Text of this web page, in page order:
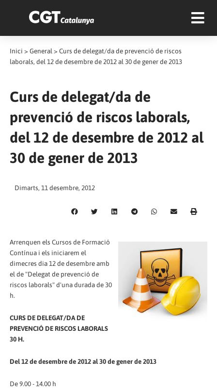
Inici > General > Curs de delegat/da de prevenció de riscos
laborals, del 12 de desembre de 2012 al 30 de gener de 2013
Curs de delegat/da de
prevenció de riscos laborals,
del 12 de desembre de 2012 al
30 de gener de 2013
Dimarts, 11 desembre, 2012
Arrenquen els Cursos de Formació
Contínua i els iniciarem el
dimecres dia 12 de desembre amb
el de "Delegat de prevenció de
riscos laborals" d'una durada de 30
h.
CURS DE DELEGAT/DA DE
PREVENCIÓ DE RISCOS LABORALS
30 H.
Del 12 de desembre de 2012 al 30 de gener de 2013
De 9.00 - 14.00 h